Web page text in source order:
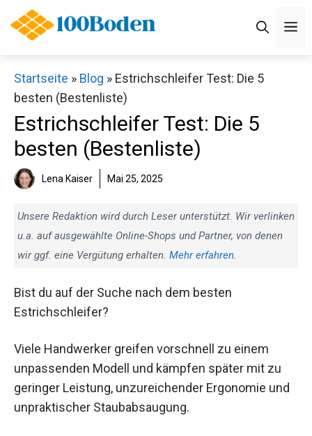
Inhalt
Startseite » Blog » Estrichschleifer Test: Die 5
besten (Bestenliste)
Estrichschleifer Test: Die 5
besten (Bestenliste)
Lena Kaiser Mai 25, 2025
Unsere Redaktion wird durch Leser unterstützt. Wir verlinken
u.a. auf ausgewählte Online-Shops und Partner, von denen
wir ggf. eine Vergütung erhalten. Mehr erfahren.
Bist du auf der Suche nach dem besten
Estrichschleifer?
Viele Handwerker greifen vorschnell zu einem
unpassenden Modell und kämpfen später mit zu
geringer Leistung, unzureichender Ergonomie und
unpraktischer Staubabsaugung.